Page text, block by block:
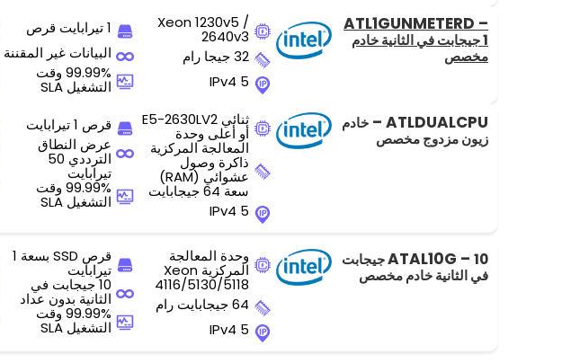
ATL1GUNMETERD –
1 جيجابت في الثانية خادم
مخصص
Xeon 1230v5 /
2640v3
32 جيجا رام
5 IPv4
1 تيرابايت قرص
البيانات غير المقننة
99.99% وقت
التشغيل SLA
ATLDUALCPU –
خادم
زيون مزدوج مخصص
ثنائي E5-2630LV2
أو أعلى وحدة
المعالجة المركزية
ذاكرة وصول
عشوائي (RAM)
سعة 64 جيجابايت
5 IPv4
قرص 1 تيرابايت
عرض النطاق
الترددي 50
تيرابايت
99.99% وقت
التشغيل SLA
ATAL10G –10 جيجابت
في الثانية خادم مخصص
وحدة المعالجة
المركزية Xeon
4116/5130/5118
64 جيجابايت رام
5 IPv4
قرص SSD بسعة 1
تيرابايت
10 جيجابت في
الثانية بدون عداد
99.99% وقت
التشغيل SLA